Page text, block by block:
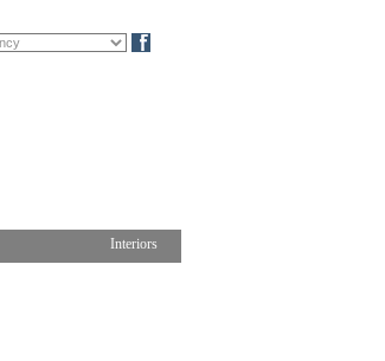
Interiors